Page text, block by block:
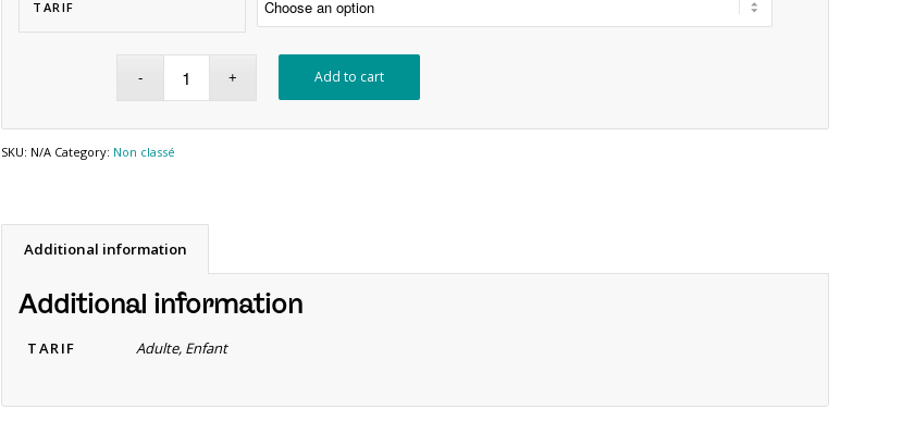
TARIF
Add to cart
SKU: N/A Category: Non classé
Additional information
Additional information
TARIF Adulte, Enfant